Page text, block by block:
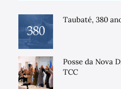
Taubaté, 380
Posse da Nova
TCC